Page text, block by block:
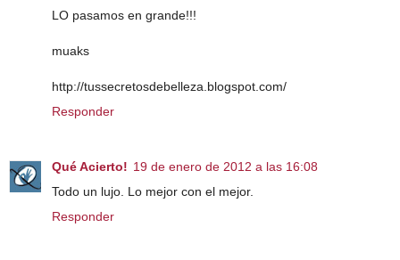
LO pasamos en grande!!!
muaks
http://tussecretosdebelleza.blogspot.com/
Responder
Qué Acierto! 19 de enero de 2012 a las 16:08
Todo un lujo. Lo mejor con el mejor.
Responder